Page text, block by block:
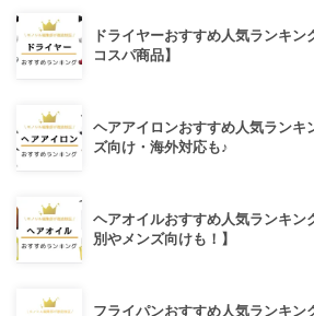
ドライヤーおすすめ人気ランキン
コスパ商品】
ヘアアイロンおすすめ人気ランキ
ズ向け・海外対応も♪
ヘアオイルおすすめ人気ランキン
別やメンズ向けも！】
フライパンおすすめ人気ランキン